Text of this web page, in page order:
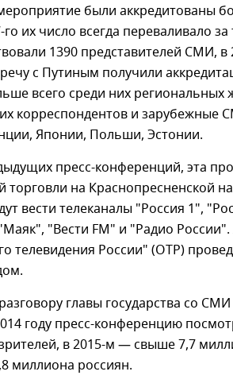
были аккредитованы
их число всегда переваливало за
1390 представителей СМИ,
с Путиным получили
всего среди них региональных
корреспондентов и
Японии, Польши, Эстонии.
пресс-конференций, эта
торговли на Краснопресненской
вести телеканалы "Россия 1",
"Вести FM" и "Радио России".
телевидения России" (ОТР)
главы государства со
году пресс-конференцию
в 2015-м — свыше 7,7
миллиона россиян.